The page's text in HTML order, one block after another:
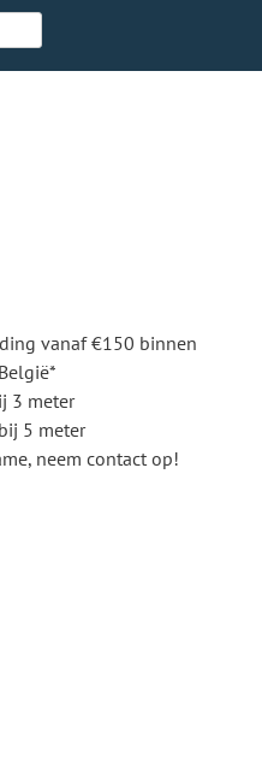
vanaf €150 binnen
3 meter
5 meter
neem contact op!